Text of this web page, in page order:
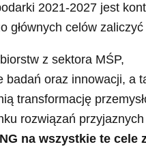
2021-2027 jest
głównych celów
z sektora MŚP,
badań oraz innowacji,
transformację
rozwiązań
na wszystkie te